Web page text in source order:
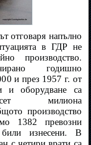
отговаря напълно
в ГДР не
производство.
годишно
и през 1957 г. от
и оборудване са
милиона
производство
1382 превозни
изнесени. В